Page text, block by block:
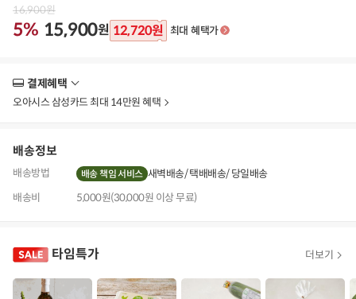
16,900원
5% 15,900원 12,720원 최대 혜택가
결제혜택
보
오아시스 삼성카드 최대 14만원 혜택
배송정보
배송방법 배송 책임 서비스 새벽배송 택배배송 당일배송
배송비
5,000원(30,000원 이상 무료)
타임특가 더보기